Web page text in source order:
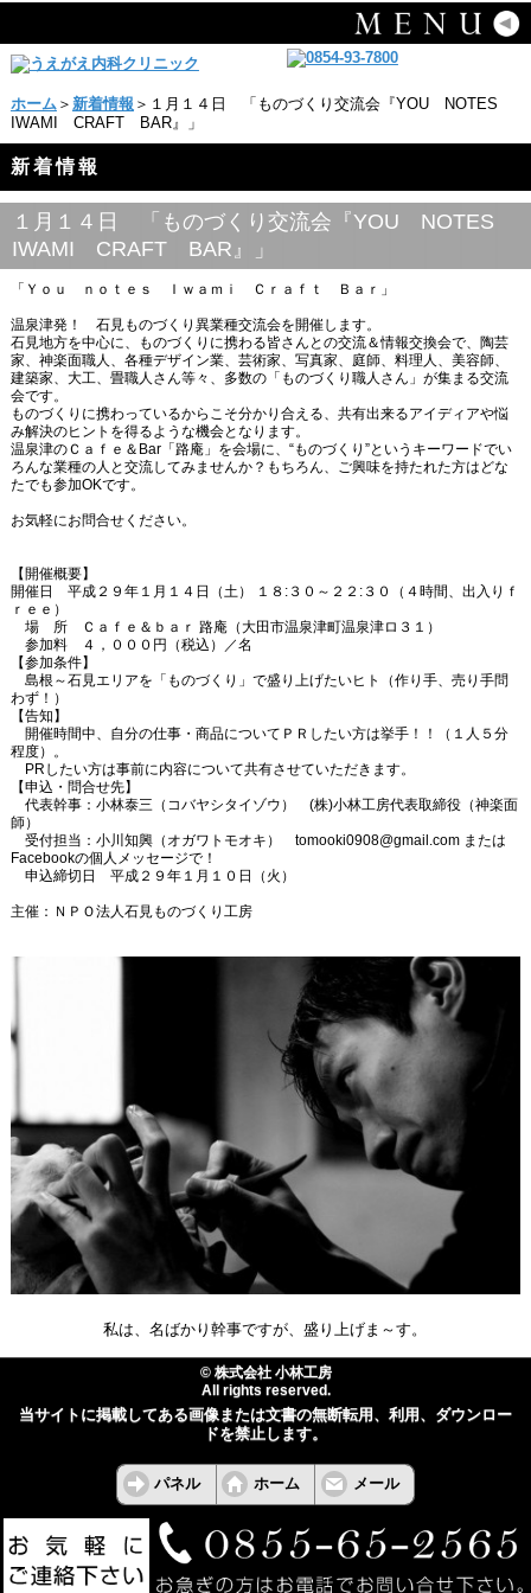
ホーム ＞ 新着情報 ＞１月１４日 「ものづくり交流会『YOU NOTES
IWAMI CRAFT BAR』」
新着情報
１月１４日 「ものづくり交流会『YOU NOTES
IWAMI CRAFT BAR』」
「Ｙｏｕ ｎｏｔｅｓ Ｉｗａｍｉ Ｃｒａｆｔ Ｂａｒ」
温泉津発！ 石見ものづくり異業種交流会を開催します。
石見地方を中心に、ものづくりに携わる皆さんとの交流＆情報交換会で、陶芸
家、神楽面職人、各種デザイン業、芸術家、写真家、庭師、料理人、美容師、
建築家、大工、畳職人さん等々、多数の「ものづくり職人さん」が集まる交流
会です。
ものづくりに携わっているからこそ分かり合える、共有出来るアイディアや悩
み解決のヒントを得るような機会となります。
温泉津のＣａｆｅ＆Bar「路庵」を会場に、“ものづくり”というキーワードでい
ろんな業種の人と交流してみませんか？もちろん、ご興味を持たれた方はどな
たでも参加OKです。
お気軽にお問合せください。
【開催概要】
開催日 平成２９年１月１４日（土） １８:３０～２２:３０（４時間、出入りｆ
ｒｅｅ）
場 所 Ｃａｆｅ＆ｂａｒ 路庵（大田市温泉津町温泉津ロ３１）
参加料 ４，０００円（税込）／名
【参加条件】
島根～石見エリアを「ものづくり」で盛り上げたいヒト（作り手、売り手問
わず！）
【告知】
開催時間中、自分の仕事・商品についてＰＲしたい方は挙手！！（１人５分
程度）。
PRしたい方は事前に内容について共有させていただきます。
【申込・問合せ先】
代表幹事：小林泰三（コバヤシタイゾウ） (株)小林工房代表取締役（神楽面
師）
受付担当：小川知興（オガワトモオキ） tomooki0908@gmail.com または
Facebookの個人メッセージで！
申込締切日 平成２９年１月１０日（火）
主催：ＮＰＯ法人石見ものづくり工房
私は、名ばかり幹事ですが、盛り上げま～す。
© 株式会社 小林工房
All rights reserved.
当サイトに掲載してある画像または文書の無断転用、利用、ダウンロー
ドを禁止します。
パネル ホーム メール